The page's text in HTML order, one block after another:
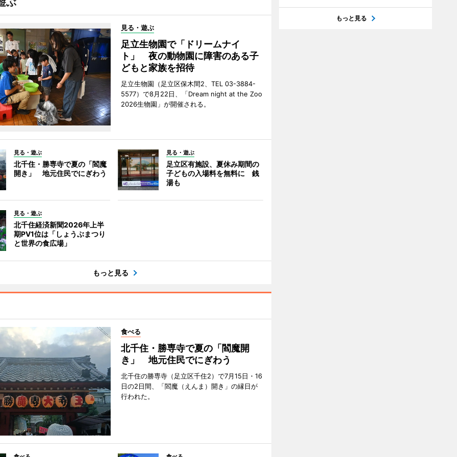
見る・遊ぶ
足立生物園で「ドリームナイ
ト」 夜の動物園に障害のある子
どもと家族を招待
足立生物園（足立区保木間2、TEL 03-3884-
5577）で8月22日、「Dream night at the Zoo
2026生物園」が開催される。
見る・遊ぶ
北千住・勝専寺で夏の「閻魔
開き」 地元住民でにぎわう
見る・遊ぶ
足立区有施設、夏休み期間の
子どもの入場料を無料に 銭
湯も
見る・遊ぶ
北千住経済新聞2026年上半
期PV1位は「しょうぶまつり
と世界の食広場」
もっと見る
食べる
北千住・勝専寺で夏の「閻魔開
き」 地元住民でにぎわう
北千住の勝専寺（足立区千住2）で7月15日・16
日の2日間、「閻魔（えんま）開き」の縁日が
行われた。
もっと見る